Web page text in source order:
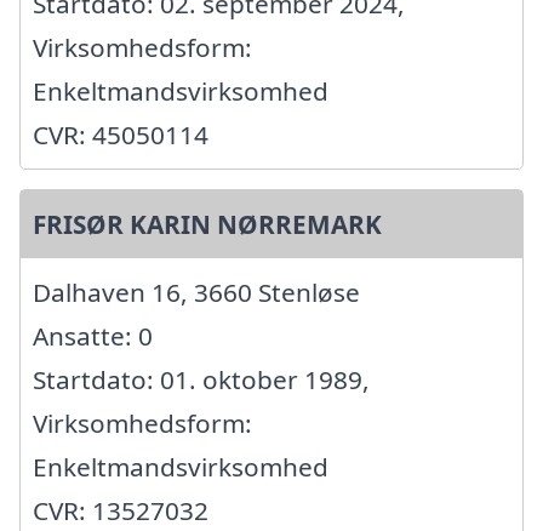
Virksomhedsform:
Enkeltmandsvirksomhed
CVR: 45050114
FRISØR KARIN NØRREMARK
Dalhaven 16, 3660 Stenløse
Ansatte: 0
Startdato: 01. oktober 1989,
Virksomhedsform:
Enkeltmandsvirksomhed
CVR: 13527032